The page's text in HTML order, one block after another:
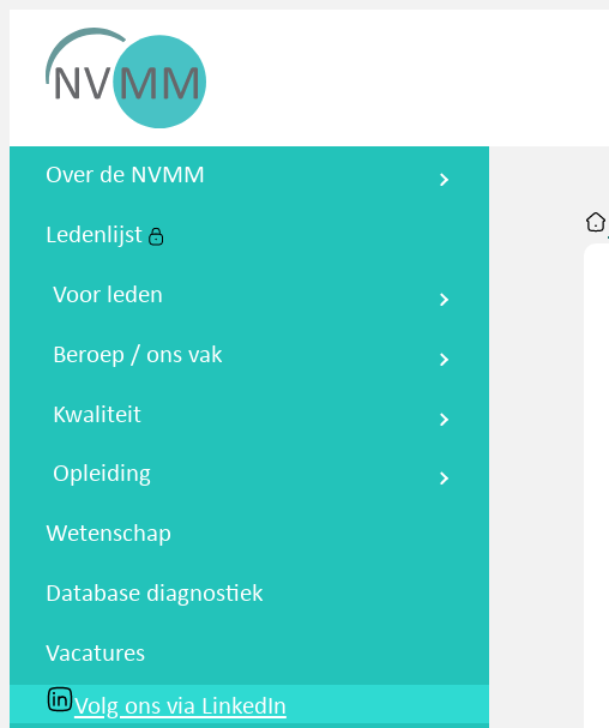
Nederlandse Vereniging voor
Over de NVMM
Ledenlijst
Voor leden
Beroep / ons vak
Kwaliteit
Opleiding
Wetenschap
Database diagnostiek
Vacatures
Volg ons via LinkedIn